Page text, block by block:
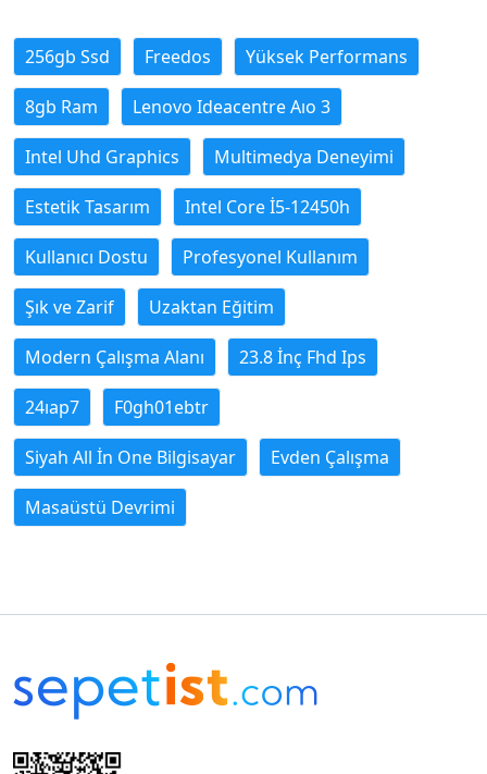
256gb Ssd Freedos Yüksek Performans
8gb Ram Lenovo Ideacentre Aıo 3
Intel Uhd Graphics Multimedya Deneyimi
Estetik Tasarım Intel Core İ5-12450h
Kullanıcı Dostu Profesyonel Kullanım
Şık ve Zarif Uzaktan Eğitim
Modern Çalışma Alanı 23.8 İnç Fhd Ips
24ıap7 F0gh01ebtr
Siyah All İn One Bilgisayar Evden Çalışma
Masaüstü Devrimi